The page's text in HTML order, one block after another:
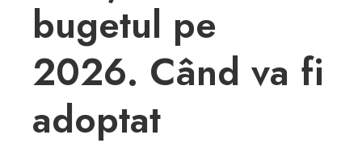
bugetul pe
2026. Când va fi
adoptat